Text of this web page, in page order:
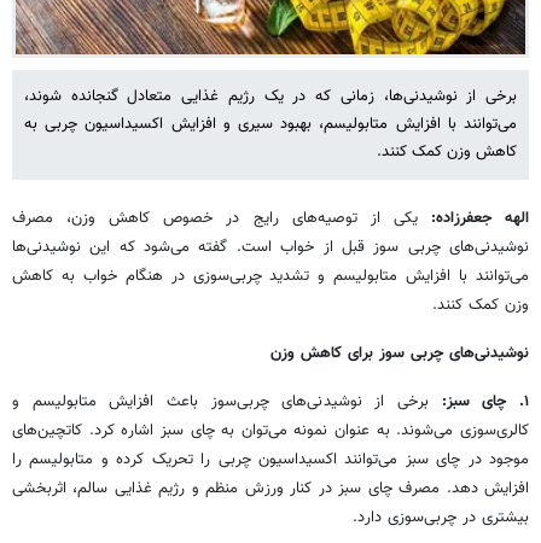
برخی از نوشیدنی‌ها، زمانی که در یک رژیم غذایی متعادل گنجانده شوند،
می‌توانند با افزایش متابولیسم، بهبود سیری و افزایش اکسیداسیون چربی به
کاهش وزن کمک کنند.
الهه جعفرزاده:یکی از توصیه‌های رایج در خصوص کاهش وزن، مصرف
نوشیدنی‌های چربی سوز قبل از خواب است. گفته می‌شود که این نوشیدنی‌ها
می‌توانند با افزایش متابولیسم و تشدید چربی‌سوزی در هنگام خواب به کاهش
وزن کمک کنند.
نوشیدنی‌های چربی سوز برای کاهش وزن
۱. چای سبز:
برخی از نوشیدنی‌های چربی‌سوز باعث افزایش متابولیسم و
کالری‌سوزی می‌شوند. به عنوان نمونه می‌توان به چای سبز اشاره کرد. کاتچین‌های
موجود در چای سبز می‌توانند اکسیداسیون چربی را تحریک کرده و متابولیسم را
افزایش دهد. مصرف چای سبز در کنار ورزش منظم و رژیم غذایی سالم، اثربخشی
بیشتری در چربی‌سوزی دارد.